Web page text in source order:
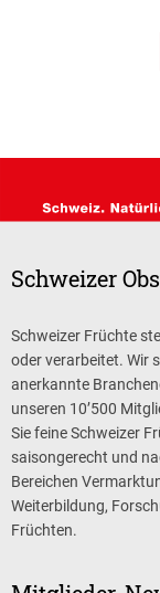
Schweizer
Schweizer Früchte
oder verarbeitet. Wir
anerkannte
unseren 10’500
Sie feine Schweizer
saisongerecht und
Bereichen
Weiterbildung,
Früchten.